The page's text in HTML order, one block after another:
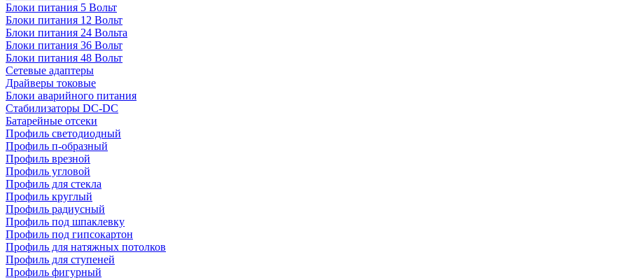
Блоки питания 5 Вольт
Блоки питания 12 Вольт
Блоки питания 24 Вольта
Блоки питания 36 Вольт
Блоки питания 48 Вольт
Сетевые адаптеры
Драйверы токовые
Блоки аварийного питания
Стабилизаторы DC-DC
Батарейные отсеки
Профиль светодиодный
Профиль п-образный
Профиль врезной
Профиль угловой
Профиль для стекла
Профиль круглый
Профиль радиусный
Профиль под шпаклевку
Профиль под гипсокартон
Профиль для натяжных потолков
Профиль для ступеней
Профиль фигурный